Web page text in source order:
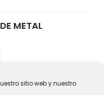
sitio web y nuestro
METAL
Este producto tiene